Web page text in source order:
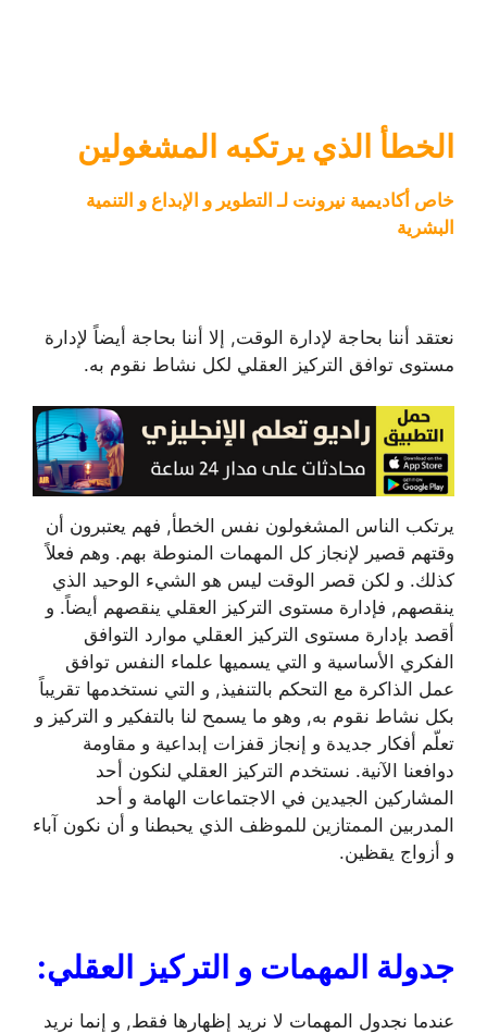
الخطأ الذي يرتكبه المشغولين
خاص أكاديمية نيرونت لـ التطوير و الإبداع و التنمية
البشرية
نعتقد أننا بحاجة لإدارة الوقت, إلا أننا بحاجة أيضاً لإدارة
مستوى توافق التركيز العقلي لكل نشاط نقوم به.
يرتكب الناس المشغولون نفس الخطأ, فهم يعتبرون أن
وقتهم قصير لإنجاز كل المهمات المنوطة بهم. وهم فعلاً
كذلك. و لكن قصر الوقت ليس هو الشيء الوحيد الذي
ينقصهم, فإدارة مستوى التركيز العقلي ينقصهم أيضاً. و
أقصد بإدارة مستوى التركيز العقلي موارد التوافق
الفكري الأساسية و التي يسميها علماء النفس توافق
عمل الذاكرة مع التحكم بالتنفيذ, و التي نستخدمها تقريباً
بكل نشاط نقوم به, وهو ما يسمح لنا بالتفكير و التركيز و
تعلّم أفكار جديدة و إنجاز قفزات إبداعية و مقاومة
دوافعنا الآنية. نستخدم التركيز العقلي لنكون أحد
المشاركين الجيدين في الاجتماعات الهامة و أحد
المدربين الممتازين للموظف الذي يحبطنا و أن نكون آباء
و أزواج يقظين.
جدولة المهمات و التركيز العقلي:
عندما نجدول المهمات لا نريد إظهارها فقط, و إنما نريد